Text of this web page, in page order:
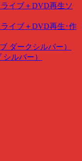
イブ＋DVD再生ソ
イブ＋DVD再生･作
ダークシルバー）
ルバー）